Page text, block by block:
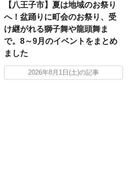
【八王子市】夏は地域のお祭り
へ！盆踊りに町会のお祭り、受
け継がれる獅子舞や龍頭舞ま
で。8～9月のイベントをまとめ
ました
2026年8月1日(土)の記事